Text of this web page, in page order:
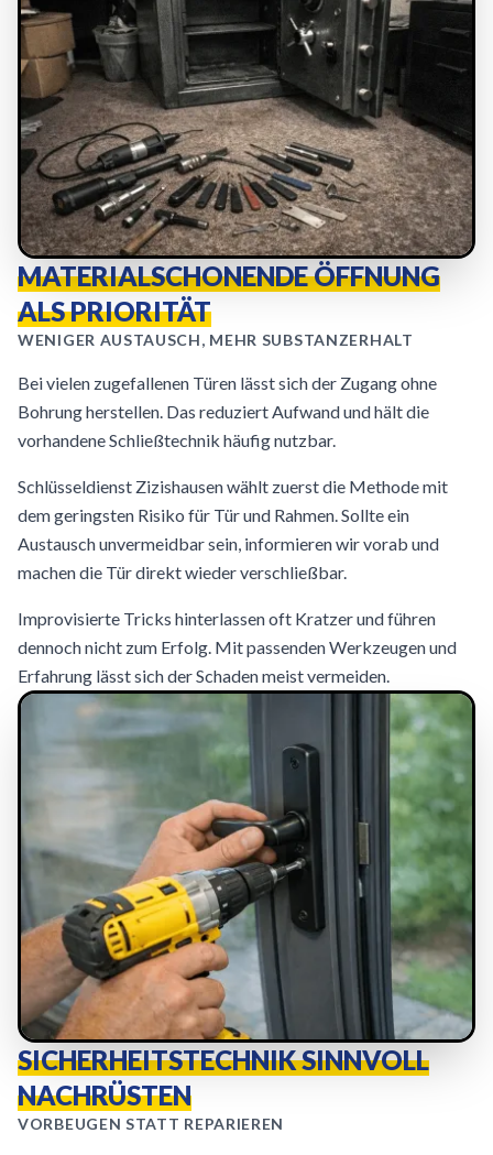
MATERIALSCHONENDE ÖFFNUNG
ALS PRIORITÄT
WENIGER AUSTAUSCH, MEHR SUBSTANZERHALT
Bei vielen zugefallenen Türen lässt sich der Zugang ohne
Bohrung herstellen. Das reduziert Aufwand und hält die
vorhandene Schließtechnik häufig nutzbar.
Schlüsseldienst Zizishausen wählt zuerst die Methode mit
dem geringsten Risiko für Tür und Rahmen. Sollte ein
Austausch unvermeidbar sein, informieren wir vorab und
machen die Tür direkt wieder verschließbar.
Improvisierte Tricks hinterlassen oft Kratzer und führen
dennoch nicht zum Erfolg. Mit passenden Werkzeugen und
Erfahrung lässt sich der Schaden meist vermeiden.
SICHERHEITSTECHNIK SINNVOLL
NACHRÜSTEN
VORBEUGEN STATT REPARIEREN